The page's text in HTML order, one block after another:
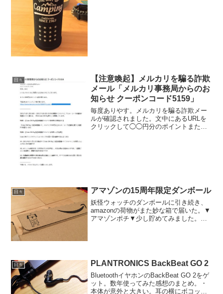
日々
【注意喚起】メルカリを騙る詐欺
メール「メルカリ事務局からのお
知らせ クーポンコード5159」
毎度ありやす。メルカリを騙る詐欺メー
ルが確認されました。文中にあるURLを
クリックして◯◯円分のポイントまた
日々 アマゾンの15周年限定ダンボール
妖怪ウォッチのダンボールに引き続き、
amazonの荷物がまた妙な箱で届いた。▼
アマゾンポチ▼少し貯めてみました。▼
日々 PLANTRONICS BackBeat GO 2
BluetoothイヤホンのBackBeat GO 2をゲ
ット。数年使ってみた感想のまとめ。・
本体が意外と大きい。耳の横にボコッと